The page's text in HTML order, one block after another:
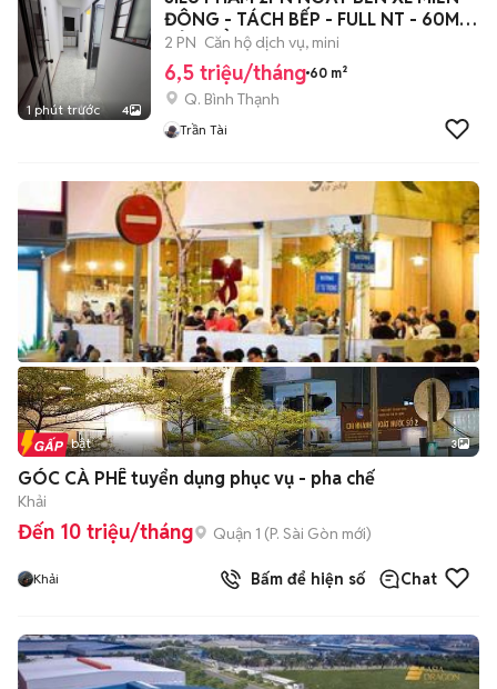
1 phút trước 4
ĐÔNG - TÁCH BẾP - FULL NT - 60M2-
CỬA SỔ
2 PN Căn hộ dịch vụ, mini
6,5 triệu/tháng 60 m²
Q. Bình Thạnh
Trần Tài
Tin nổi bật 3
GÓC CÀ PHÊ tuyển dụng phục vụ - pha chế
Khải
Đến 10 triệu/tháng Quận 1 (P. Sài Gòn mới)
Khải Bấm để hiện số Chat